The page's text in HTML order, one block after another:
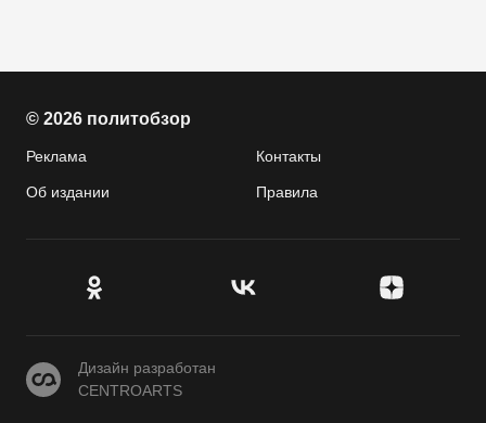
© 2026 политобзор
Реклама Контакты
Об издании Правила
CENTROARTS